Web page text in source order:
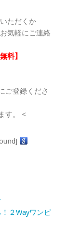
いただくか
気軽にご連絡
料】
ご登録くださ
す。 <
２Wayワンピ